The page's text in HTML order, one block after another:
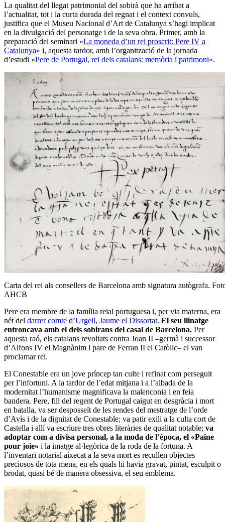
La qualitat del llegat patrimonial del sobirà que ha arribat a
l’actualitat, tot i la curta durada del regnat i el context convuls,
justifica que el Museu Nacional d’Art de Catalunya s’hagi implicat
en la divulgació del personatge i de la seva obra. Primer, amb la
preparació del seminari «La moneda d’un rei proscrit: Pere IV a
Catalunya» i, aquesta tardor, amb l’organització de la jornada
d’estudi «Pere de Portugal, rei dels catalans: memòria i patrimoni».
Carta del rei als consellers de Barcelona amb signatura autògrafa.
AHCB
Pere era membre de la família reial portuguesa i, per via materna, era
nét del darrer comte d’Urgell, Jaume el Dissortat. El seu llinatge
entroncava amb el dels sobirans del casal de Barcelona. Per
aquesta raó, els catalans revoltats contra Joan II –germà i successor
d’Alfons IV el Magnànim i pare de Ferran II el Catòlic– el van
proclamar rei.
El Conestable era un jove príncep tan culte i refinat com perseguit
per l’infortuni. A la tardor de l’edat mitjana i a l’albada de la
modernitat l’humanisme magnificava la malenconia i en feia
bandera. Pere, fill del regent de Portugal caigut en desgràcia i mort
en batalla, va ser desposseït de les rendes del mestratge de l’orde
d’Avís i de la dignitat de Conestable; va patir exili a la culta cort de
Castella i allí va escriure tres obres literàries de qualitat notable; va
adoptar com a divisa personal, a la moda de l’època, el «Paine
pour joie» i la imatge al·legòrica de la roda de la fortuna. A
l’inventari notarial aixecat a la seva mort es recullen objectes
preciosos de tota mena, en els quals hi havia gravat, pintat, esculpit o
brodat, quasi bé de manera obsessiva, el seu emblema.